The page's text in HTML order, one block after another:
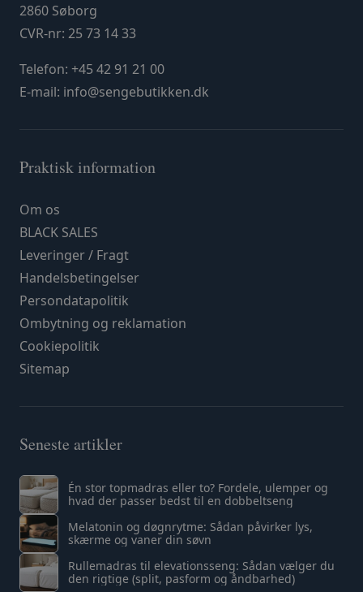
2860 Søborg
CVR-nr: 25 73 14 33
Telefon: +45 42 91 21 00
E-mail: info@sengebutikken.dk
Praktisk information
Om os
BLACK SALES
Leveringer / Fragt
Handelsbetingelser
Persondatapolitik
Ombytning og reklamation
Cookiepolitik
Sitemap
Seneste artikler
Én stor topmadras eller to? Fordele, ulemper og
hvad der passer bedst til en dobbeltseng
Melatonin og døgnrytme: Sådan påvirker lys,
skærme og vaner din søvn
Rullemadras til elevationsseng: Sådan vælger du
den rigtige (split, pasform og åndbarhed)